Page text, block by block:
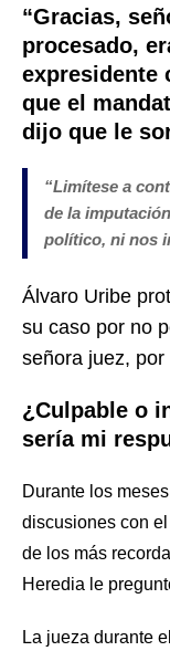
“Gracias,
procesado,
expresidente
que el
dijo que le
“Limítese a
de la
político, ni nos
Álvaro Uribe
su caso por no
señora juez, por
¿Culpable o
sería mi
Durante los
discusiones con
de los más
Heredia le
La jueza durante